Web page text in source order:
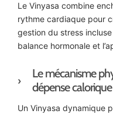
Le Vinyasa combine
rythme cardiaque pour
gestion du stress
balance hormonale et
Le mécanisme
dépense
Un Vinyasa dynamique